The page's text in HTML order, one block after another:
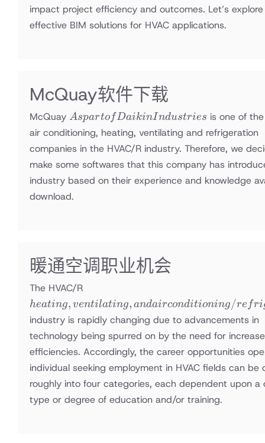
impact project efficiency and outcomes. Let’s
effective BIM solutions for HVAC applications.
McQuay软件下载
McQuay As part
of Daikin
Industries
AspartofDaikinIndustries is one of
air conditioning, heating, ventilating and refrigeration
companies in the HVAC/R industry. Therefore, we
make some softwares that this company has
industry based on their experience and knowledge
download.
暖通空调职业机会
The HVAC/R
ventilating,
and air
conditioning
/
refrigeration
heating, ventilating, andairconditioning/re fri
industry is rapidly changing due to advancements in
technology being spurred on by the need for
efficiencies. Accordingly, the career opportunities
individual seeking employment in HVAC fields can be
roughly into four categories, each dependent upon a
type or degree of education and/or training.